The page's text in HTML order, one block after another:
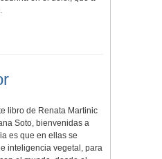
libro de Renata Martinic
Soto, bienvenidas a
es que en ellas se
inteligencia vegetal, para